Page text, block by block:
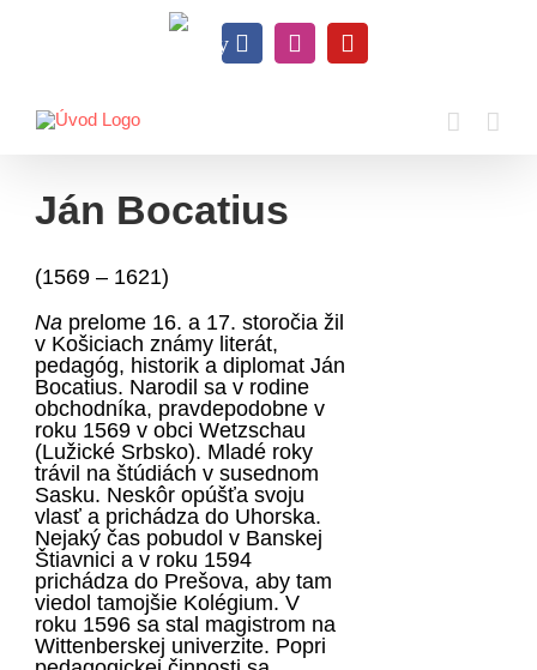
KnihyFacebookInstagramYouTube
Ján Bocatius
(1569 – 1621)
Na prelome 16. a 17. storočia žil
v Košiciach známy literát,
pedagóg, historik a diplomat Ján
Bocatius. Narodil sa v rodine
obchodníka, pravde­podobne v
roku 1569 v obci Wetzschau
(Lužické Srbsko). Mladé roky
trávil na štúdiách v susednom
Sasku. Neskôr opúšťa svoju
vlasť a prichádza do Uhorska.
Nejaký čas pobudol v Banskej
Štiavnici a v roku 1594
prichádza do Prešova, aby tam
viedol tamojšie Kolégium. V
roku 1596 sa stal magistrom na
Wittenberskej univerzite. Popri